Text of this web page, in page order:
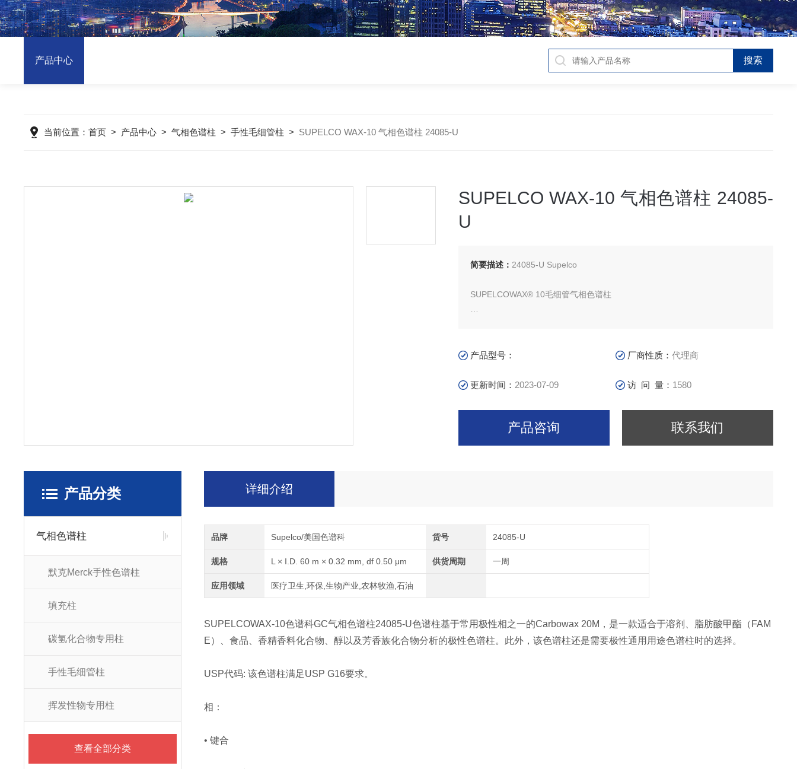
产品中心
当前位置：首页 > 产品中心 >气相色谱柱 >手性毛细管柱 > SUPELCO WAX-10 气相色谱柱 24085-U
SUPELCO WAX-10 气相色谱柱 24085-
U
简要描述： 24085-U Supelco
SUPELCOWAX® 10毛细管气相色谱柱
L × I.D. 60 m × 0.32 mm, df 0.50 μm
产品型号： 厂商性质：代理商
更新时间： 2023-07-09 访 问 量： 1580
产品咨询 联系我们
产品分类
气相色谱柱
默克Merck手性色谱柱
填充柱
碳氢化合物专用柱
手性毛细管柱
挥发性物专用柱
查看全部分类
详细介绍
品牌 Supelco/美国色谱科 货号 24085-U
规格 L × I.D. 60 m × 0.32 mm, df 0.50 μm 供货周期 一周
应用领域 医疗卫生,环保,生物产业,农林牧渔,石油
SUPELCOWAX-10色谱科GC气相色谱柱24085-U色谱柱基于常用极性相之一的Carbowax 20M，是一款适合于溶剂、脂肪酸甲酯（FAM
E）、食品、香精香料化合物、醇以及芳香族化合物分析的极性色谱柱。此外，该色谱柱还是需要极性通用用途色谱柱时的选择。
USP代码: 该色谱柱满足USP G16要求。
相：
• 键合